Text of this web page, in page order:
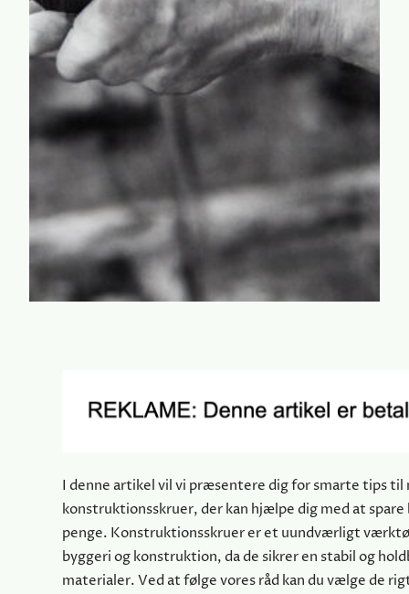
I denne artikel vil vi præsentere dig for smarte tips til
konstruktionsskruer, der kan hjælpe dig med at spare
penge. Konstruktionsskruer er et uundværligt
byggeri og konstruktion, da de sikrer en stabil og
materialer. Ved at følge vores råd kan du vælge de